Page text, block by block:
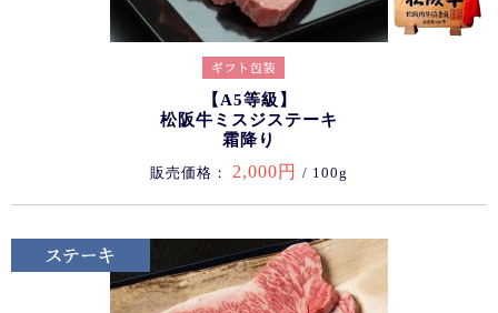
【A5等級】
松阪牛ミスジステーキ
霜降り
販売価格： 2,000円 / 100g